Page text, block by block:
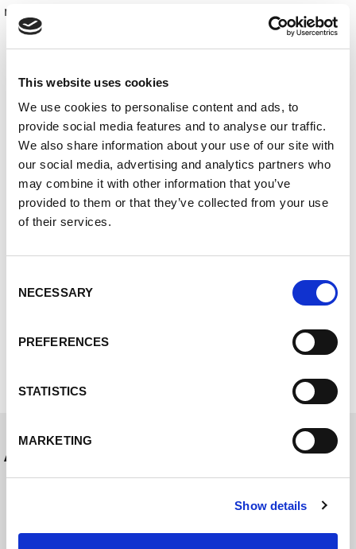
This website uses cookies
We use cookies to personalise content and ads, to
provide social media features and to analyse our traffic.
We also share information about your use of our site with
our social media, advertising and analytics partners who
may combine it with other information that you’ve
provided to them or that they’ve collected from your use
of their services.
Selection
NECESSARY
PREFERENCES
STATISTICS
MARKETING
Show details
manipulation beaucoup plus facile que le procédé TIG.
PI_MicorTwin_final_EN.docx
01_Lorch_MicorTwin.jpg
02_Lorch-Vergleich_WIG_ MicorTwin.tif
03_Lorch_MicorTwin_Nahtschuppung.tif
04_LORCH_MicorTwin_Alu_Rundnaht_Fahrradrah
men.jpg
05_Lorch_MicorMIG_Pulse_Family.tif
Autres messages